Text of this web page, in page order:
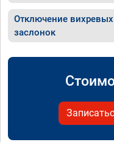
Отключение вихревых
заслонок